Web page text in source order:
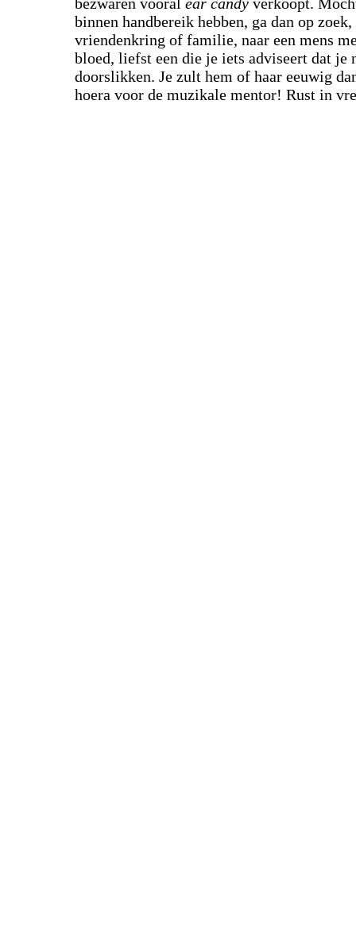
binnen handbereik hebben, ga dan op
vriendenkring of familie, naar een mens
bloed, liefst een die je iets adviseert dat je
doorslikken. Je zult hem of haar eeuwig
hoera voor de muzikale mentor! Rust in